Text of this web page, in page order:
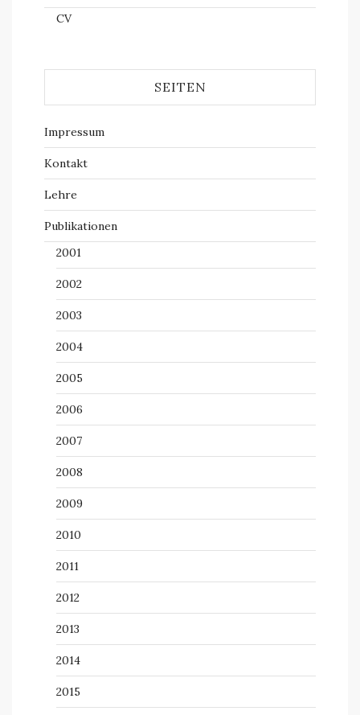
CV
SEITEN
Impressum
Kontakt
Lehre
Publikationen
2001
2002
2003
2004
2005
2006
2007
2008
2009
2010
2011
2012
2013
2014
2015